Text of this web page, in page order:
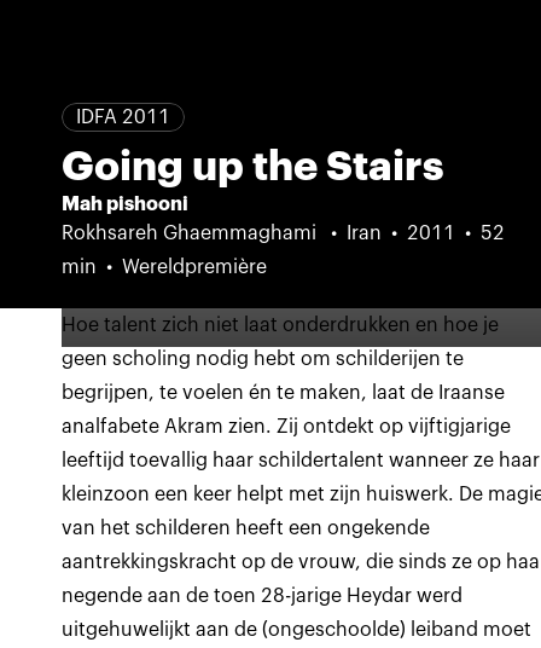
IDFA 2011
Going up the Stairs
Mah pishooni
Rokhsareh Ghaemmaghami
Iran 2011
52
min
Wereldpremière
Hoe talent zich niet laat onderdrukken en hoe je
geen scholing nodig hebt om schilderijen te
begrijpen, te voelen én te maken, laat de Iraanse
analfabete Akram zien. Zij ontdekt op vijftigjarige
leeftijd toevallig haar schildertalent wanneer ze haar
kleinzoon een keer helpt met zijn huiswerk. De
van het schilderen heeft een ongekende
aantrekkingskracht op de vrouw, die sinds ze op
negende aan de toen 28-jarige Heydar werd
uitgehuwelijkt aan de (ongeschoolde) leiband moet